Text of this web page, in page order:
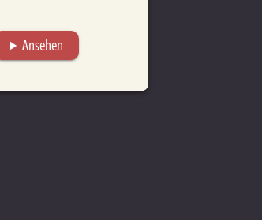
play_arrow Ansehen